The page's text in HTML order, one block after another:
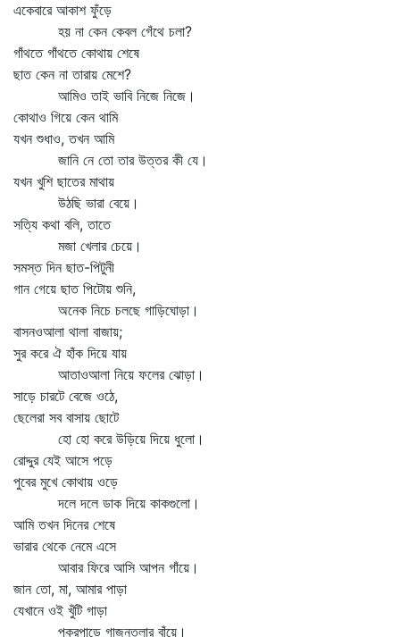
একেবারে আকাশ ফুঁড়ে
হয় না কেন কেবল গেঁথে চলা?
গাঁথতে গাঁথতে কোথায় শেষে
ছাত কেন না তারায় মেশে?
আমিও তাই ভাবি নিজে নিজে।
কোথাও গিয়ে কেন থামি
যখন শুধাও, তখন আমি
জানি নে তো তার উত্তর কী যে।
যখন খুশি ছাতের মাথায়
উঠছি ভারা বেয়ে।
সত্যি কথা বলি, তাতে
মজা খেলার চেয়ে।
সমস্ত দিন ছাত-পিটুনী
গান গেয়ে ছাত পিটোয় শুনি,
অনেক নিচে চলছে গাড়িঘোড়া।
বাসনওআলা থালা বাজায়;
সুর করে ঐ হাঁক দিয়ে যায়
আতাওআলা নিয়ে ফলের ঝোড়া।
সাড়ে চারটে বেজে ওঠে,
ছেলেরা সব বাসায় ছোটে
হো হো করে উড়িয়ে দিয়ে ধুলো।
রোদ্দুর যেই আসে পড়ে
পুবের মুখে কোথায় ওড়ে
দলে দলে ডাক দিয়ে কাকগুলো।
আমি তখন দিনের শেষে
ভারার থেকে নেমে এসে
আবার ফিরে আসি আপন গাঁয়ে।
জান তো, মা, আমার পাড়া
যেখানে ওই খুঁটি গাড়া
পুকুরপাড়ে গাজনতলার বাঁয়ে।